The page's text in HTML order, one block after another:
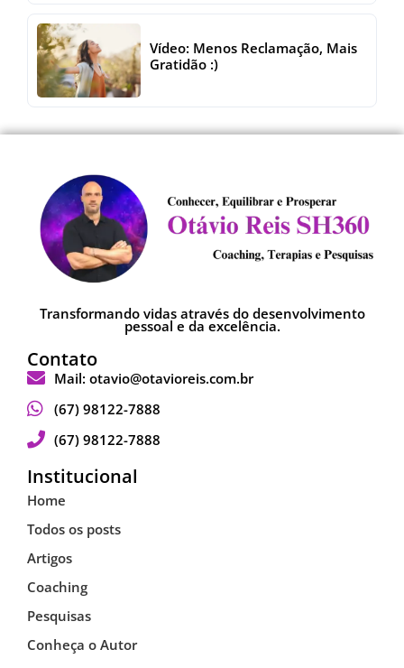
Vídeo: Menos Reclamação, Mais
Gratidão :)
Transformando vidas através do desenvolvimento
pessoal e da excelência.
Contato
Mail: otavio@otavioreis.com.br
(67) 98122-7888
(67) 98122-7888
Institucional​
Home
Todos os posts
Artigos
Coaching
Pesquisas
Conheça o Autor